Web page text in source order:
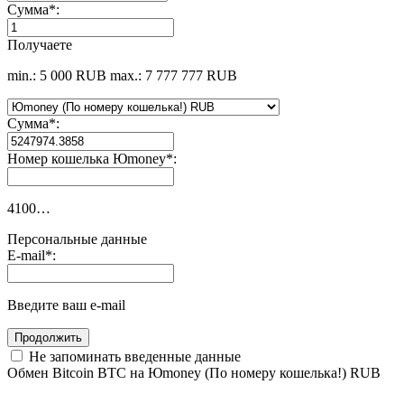
Сумма*:
Получаете
min.: 5 000 RUB max.: 7 777 777 RUB
Сумма*:
Номер кошелька Юmoney*:
4100…
Персональные данные
E-mail*:
Введите ваш e-mail
Не запоминать введенные данные
Обмен Bitcoin BTC на Юmoney (По номеру кошелька!) RUB